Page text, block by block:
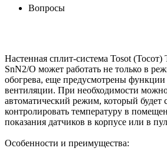
Вопросы
Настенная сплит-система Tosot
SnN2/O может работать не только в
обогрева, еще предусмотрены
вентиляции. При необходимости
автоматический режим, который будет
контролировать температуру в
показания датчиков в корпусе или в
Особенности и преимущества: